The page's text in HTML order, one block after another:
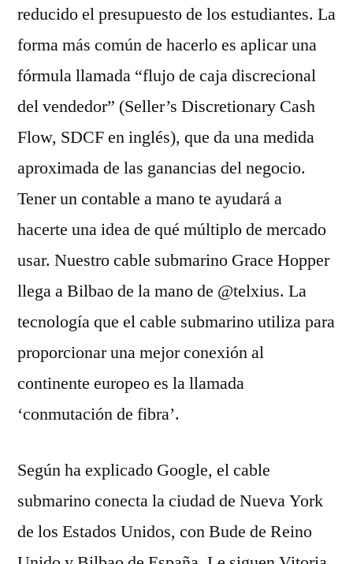
reducido el presupuesto de los estudiantes. La
forma más común de hacerlo es aplicar una
fórmula llamada “flujo de caja discrecional
del vendedor” (Seller’s Discretionary Cash
Flow, SDCF en inglés), que da una medida
aproximada de las ganancias del negocio.
Tener un contable a mano te ayudará a
hacerte una idea de qué múltiplo de mercado
usar. Nuestro cable submarino Grace Hopper
llega a Bilbao de la mano de @telxius. La
tecnología que el cable submarino utiliza para
proporcionar una mejor conexión al
continente europeo es la llamada
‘conmutación de fibra’.
Según ha explicado Google, el cable
submarino conecta la ciudad de Nueva York
de los Estados Unidos, con Bude de Reino